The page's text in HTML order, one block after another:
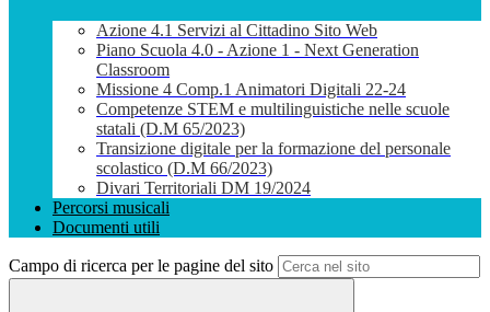
Azione 4.1 Servizi al Cittadino Sito Web
Piano Scuola 4.0 - Azione 1 - Next Generation
Classroom
Missione 4 Comp.1 Animatori Digitali 22-24
Competenze STEM e multilinguistiche nelle scuole
statali (D.M 65/2023)
Transizione digitale per la formazione del personale
scolastico (D.M 66/2023)
Divari Territoriali DM 19/2024
Percorsi musicali
Documenti utili
Campo di ricerca per le pagine del sito